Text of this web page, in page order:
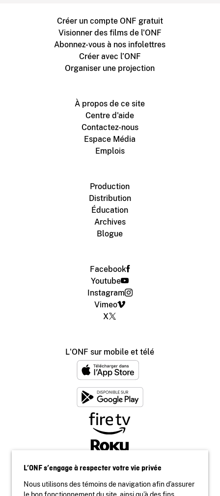
Créer un compte ONF gratuit
Visionner des films de l'ONF
Abonnez-vous à nos infolettres
Créer avec l’ONF
Organiser une projection
À propos de ce site
Centre d'aide
Contactez-nous
Espace Média
Emplois
Production
Distribution
Éducation
Archives
Blogue
Facebook
Youtube
Instagram
Vimeo
X
L'ONF sur mobile et télé
L’ONF s’engage à respecter votre vie privée
Nous utilisons des témoins de navigation afin d’assurer